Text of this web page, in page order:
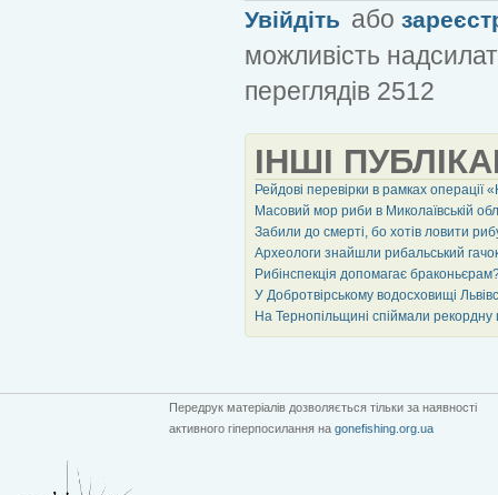
Увійдіть або
можливість
переглядів 2512
ІНШІ
Рейдові перевірки в рамках операції
Масовий мор риби в Миколаївській
Забили до смерті, бо хотів ловити
Археологи знайшли рибальський
Рибінспекція допомагає
У Добротвірському водосховищі
На Тернопільщині спіймали рекордну
Передрук матеріалів дозволяється тільки за наявності
активного гіперпосилання на gonefishing.org.ua